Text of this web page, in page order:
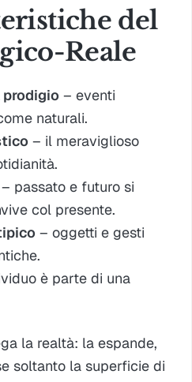
del
Reale
prodigio – eventi
naturali.
– il meraviglioso
passato e futuro si
col presente.
– oggetti e gesti
è parte di una
la realtà: laespande,
soltanto la superficie di